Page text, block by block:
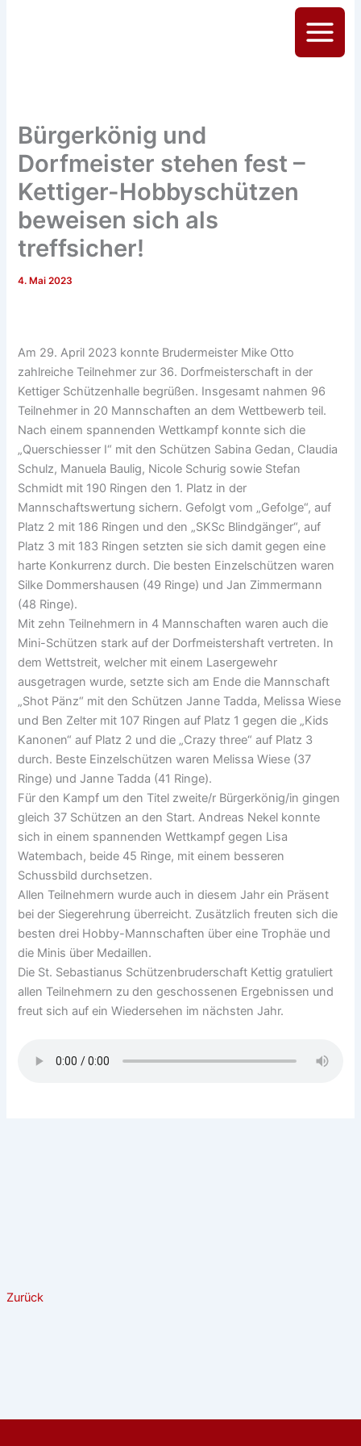
Main
Zurück
Bürgerkönig und
Dorfmeister stehen fest –
Kettiger-Hobbyschützen
beweisen sich als
treffsicher!
4. Mai 2023
Am 29. April 2023 konnte Brudermeister Mike Otto
zahlreiche Teilnehmer zur 36. Dorfmeisterschaft in der
Kettiger Schützenhalle begrüßen. Insgesamt nahmen 96
Teilnehmer in 20 Mannschaften an dem Wettbewerb teil.
Nach einem spannenden Wettkampf konnte sich die
„Querschiesser I“ mit den Schützen Sabina Gedan, Claudia
Schulz, Manuela Baulig, Nicole Schurig sowie Stefan
Schmidt mit 190 Ringen den 1. Platz in der
Mannschaftswertung sichern. Gefolgt vom „Gefolge“, auf
Platz 2 mit 186 Ringen und den „SKSc Blindgänger“, auf
Platz 3 mit 183 Ringen setzten sie sich damit gegen eine
harte Konkurrenz durch. Die besten Einzelschützen waren
Silke Dommershausen (49 Ringe) und Jan Zimmermann
(48 Ringe).
Mit zehn Teilnehmern in 4 Mannschaften waren auch die
Mini-Schützen stark auf der Dorfmeistershaft vertreten. In
dem Wettstreit, welcher mit einem Lasergewehr
ausgetragen wurde, setzte sich am Ende die Mannschaft
„Shot Pänz“ mit den Schützen Janne Tadda, Melissa Wiese
und Ben Zelter mit 107 Ringen auf Platz 1 gegen die „Kids
Kanonen“ auf Platz 2 und die „Crazy three“ auf Platz 3
durch. Beste Einzelschützen waren Melissa Wiese (37
Ringe) und Janne Tadda (41 Ringe).
Für den Kampf um den Titel zweite/r Bürgerkönig/in gingen
gleich 37 Schützen an den Start. Andreas Nekel konnte
sich in einem spannenden Wettkampf gegen Lisa
Watembach, beide 45 Ringe, mit einem besseren
Schussbild durchsetzen.
Allen Teilnehmern wurde auch in diesem Jahr ein Präsent
bei der Siegerehrung überreicht. Zusätzlich freuten sich die
besten drei Hobby-Mannschaften über eine Trophäe und
die Minis über Medaillen.
Die St. Sebastianus Schützenbruderschaft Kettig gratuliert
allen Teilnehmern zu den geschossenen Ergebnissen und
freut sich auf ein Wiedersehen im nächsten Jahr.